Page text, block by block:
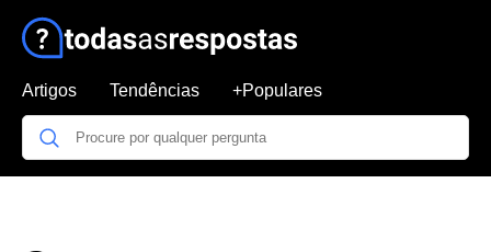
Artigos Tendências +Populares